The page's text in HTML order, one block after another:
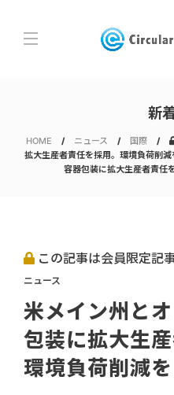
新
HOME ニュース 国際
拡大生産者責任を採用。環境負荷削
容器包装に拡大生産者責任
この記事は会員限定記
ニュース
米メイン州と
包装に拡大生産
環境負荷削減